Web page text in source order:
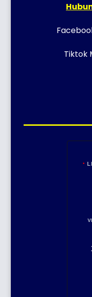
Tiktok